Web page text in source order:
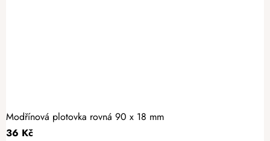
Modřínová plotovka rovná 90 x 18 mm
36 Kč